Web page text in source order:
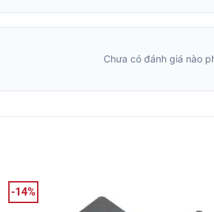
Chưa có đánh giá nào
-14%